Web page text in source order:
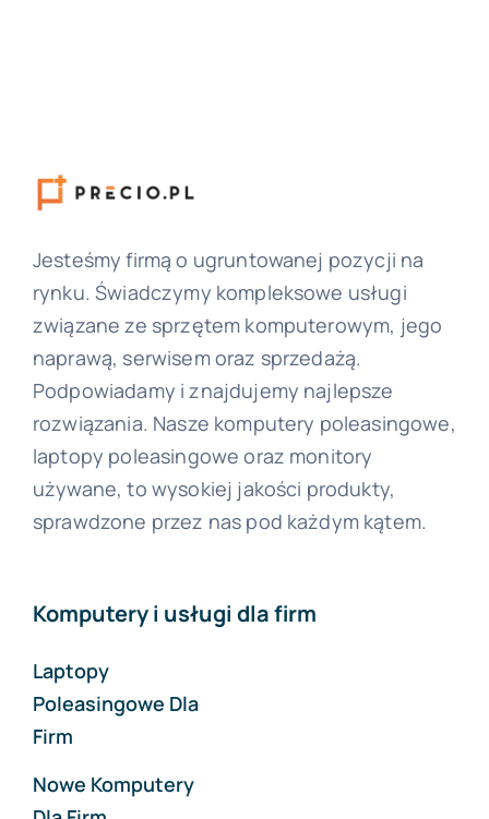
Jesteśmy firmą o ugruntowanej pozycji na
rynku. Świadczymy kompleksowe usługi
związane ze sprzętem komputerowym, jego
naprawą, serwisem oraz sprzedażą.
Podpowiadamy i znajdujemy najlepsze
rozwiązania. Nasze komputery poleasingowe,
laptopy poleasingowe oraz monitory
używane, to wysokiej jakości produkty,
sprawdzone przez nas pod każdym kątem.
Komputery i usługi dla firm
Laptopy
Poleasingowe Dla
Firm
Nowe Komputery